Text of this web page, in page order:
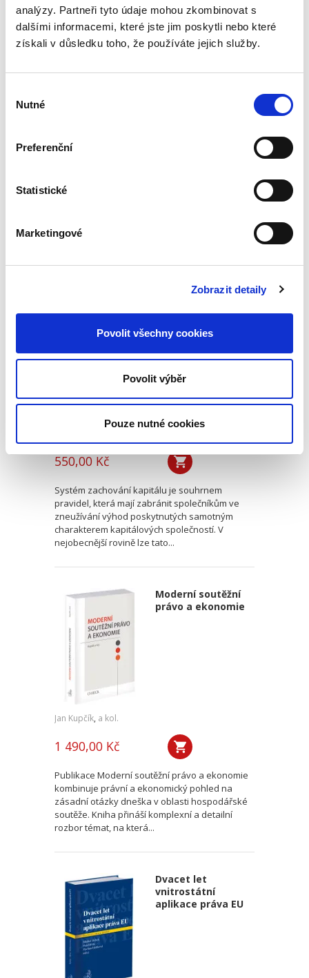
analýzy. Partneři tyto údaje mohou zkombinovat s
dalšími informacemi, které jste jim poskytli nebo které
získali v důsledku toho, že používáte jejich služby.
souhlasu
Nutné
Preferenční
Statistické
Marketingové
Zobrazit detaily
Povolit všechny cookies
Povolit výběr
Pouze nutné cookies
Transpozice
nepřenosné části
rodičovské
Lucie Přenosilová
směrnice Evropského parlamentu a Rady (EU)
poměrech
společností.
Otevřené a skryté
rozdělování
kapitálu
550,00 Kč
Systém zachování kapitálu je souhrnem
pravidel, která mají zabránit společníkům ve
zneužívání výhod poskytnutých samotným
charakterem kapitálových společností. V
nejobecnější rovině lze tato...
Moderní soutěžní
právo a ekonomie
Jan Kupčík, a kol.
1 490,00 Kč
Publikace Moderní soutěžní právo a ekonomie
kombinuje právní a ekonomický pohled na
zásadní otázky dneška v oblasti hospodářské
soutěže. Kniha přináší komplexní a detailní
rozbor témat, na která...
Dvacet let
vnitrostátní
aplikace práva EU